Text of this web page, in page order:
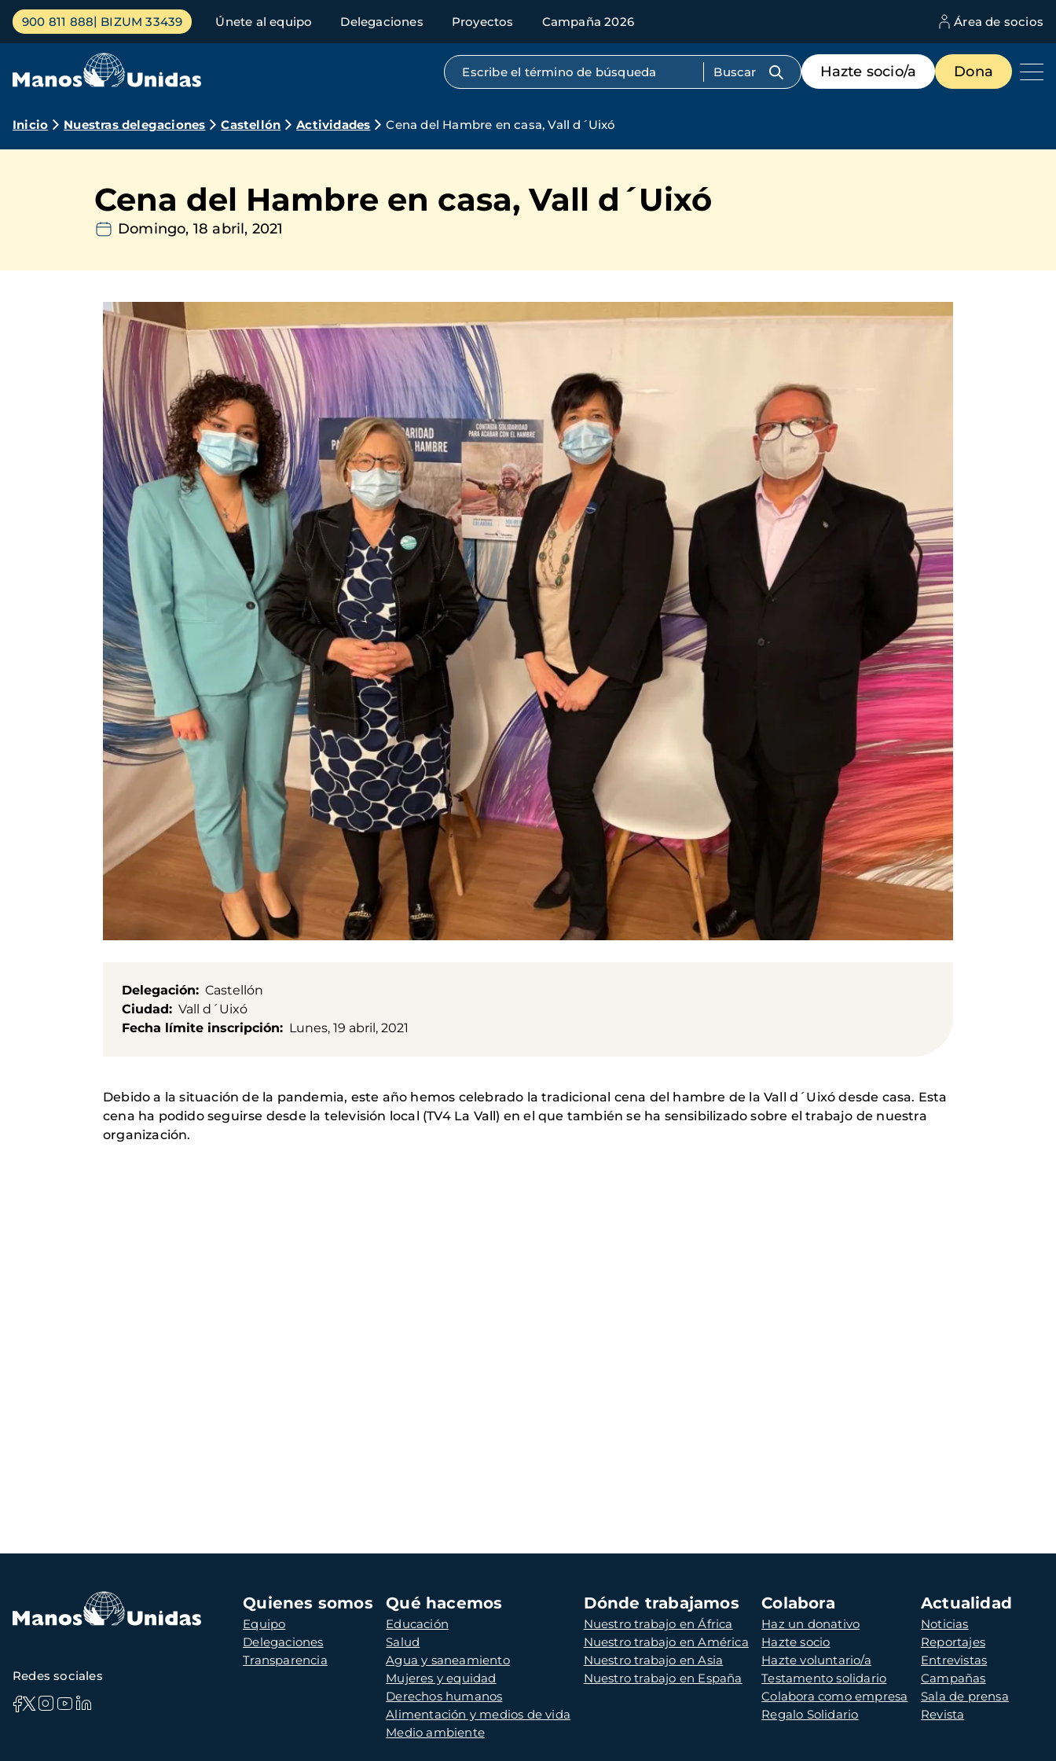
Pasar
contenido
Menú
principal
900 811 888 BIZUM 33439 Únete al equipo Delegaciones Proyectos Campaña 2026 Área de socios
Búsqueda por texto completo
Menú
de
destacados
Hazte socio/a Dona
Ruta
navegación
Inicio Nuestras delegaciones Castellón Actividades Cena del Hambre en casa, Vall d´Uixó
Cena del Hambre en casa, Vall d´Uixó
Domingo, 18 abril, 2021
Delegación
Castellón
Ciudad
Vall d´Uixó
Fecha límite inscripción
Lunes, 19 abril, 2021
Debido a la situación de la pandemia, este año hemos celebrado la tradicional cena del hambre de la Vall d´Uixó desde casa. Esta
cena ha podido seguirse desde la televisión local (TV4 La Vall) en el que también se ha sensibilizado sobre el trabajo de nuestra
organización.
Navegación
principal
Quienes somos
Equipo
Delegaciones
Transparencia
Qué hacemos
Educación
Salud
Agua y saneamiento
Mujeres y equidad
Derechos humanos
Alimentación y medios de vida
Medio ambiente
Dónde trabajamos
Nuestro trabajo en África
Nuestro trabajo en América
Nuestro trabajo en Asia
Nuestro trabajo en España
Colabora
Haz un donativo
Hazte socio
Hazte voluntario/a
Testamento solidario
Colabora como empresa
Regalo Solidario
Actualidad
Noticias
Reportajes
Entrevistas
Campañas
Sala de prensa
Revista
Redes sociales